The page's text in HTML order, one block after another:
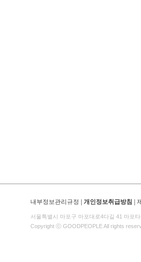
내부정보관리규정 개인정보취급방침
서울특별시 마포구 마포대로4다길 41 마포
Copyright ⓒ GOODPEOPLE All rights